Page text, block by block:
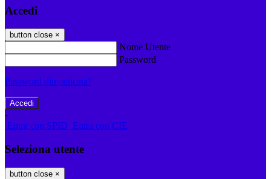
Accedi
button close ×
Nome Utente
Password
Password dimenticata?
-
Entra con SPID Entra con CIE
Seleziona utente
button close ×